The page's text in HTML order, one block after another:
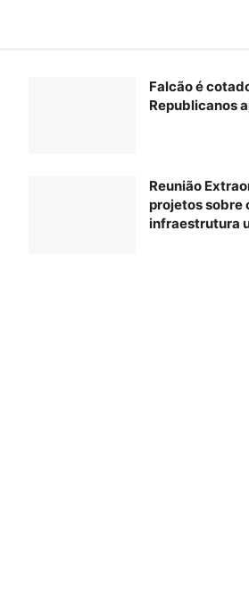
Falcão é
Republicanos
Reunião
projetos sobre
infraestrutura